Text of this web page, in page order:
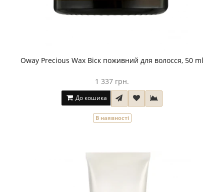
Oway Precious Wax Віск поживний для волосся, 50 ml
1 337 грн.
До кошика
В наявності